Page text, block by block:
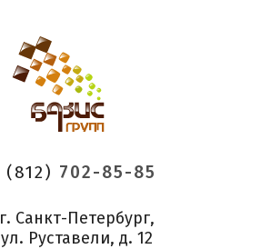
(812) 702-85-85
г. Санкт-Петербург,
ул. Руставели, д. 12